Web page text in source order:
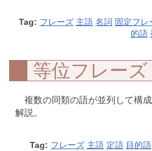
Tag: フレーズ 主語 名詞 固定フレ
的語
等位フレーズ
複数の同類の語が並列して構
解説。
Tag: フレーズ 主語 定語 目的語